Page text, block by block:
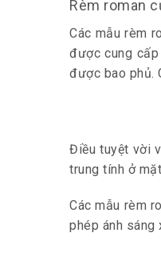
Rèm roman
Các mẫu rèm
được cung
được bao phủ.
Điều tuyệt vời
trung tính ở
Các mẫu rèm
phép ánh sáng